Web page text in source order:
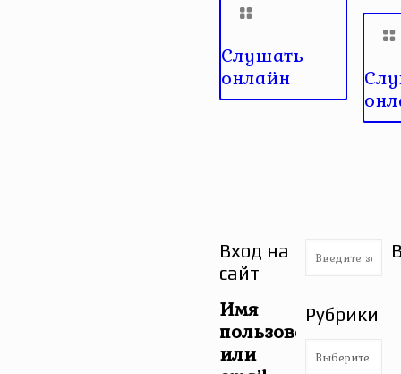
Слушать
онлайн
Вход на
сайт
Имя
пользователя
или
Рубрики
Рубрики